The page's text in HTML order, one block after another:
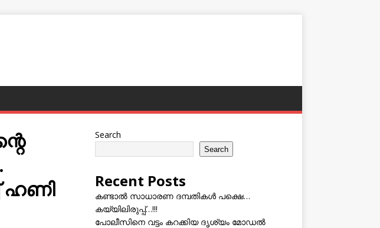
ഹണി
Search
Search
Recent Posts
കണ്ടാൽ സാധാരണ ദമ്പതികൾ പക്ഷെ…
കയ്യിലിരുപ്പ്…!!!
പോലീസിനെ വട്ടം കറക്കിയ ദൃശ്യം മോഡല്‍